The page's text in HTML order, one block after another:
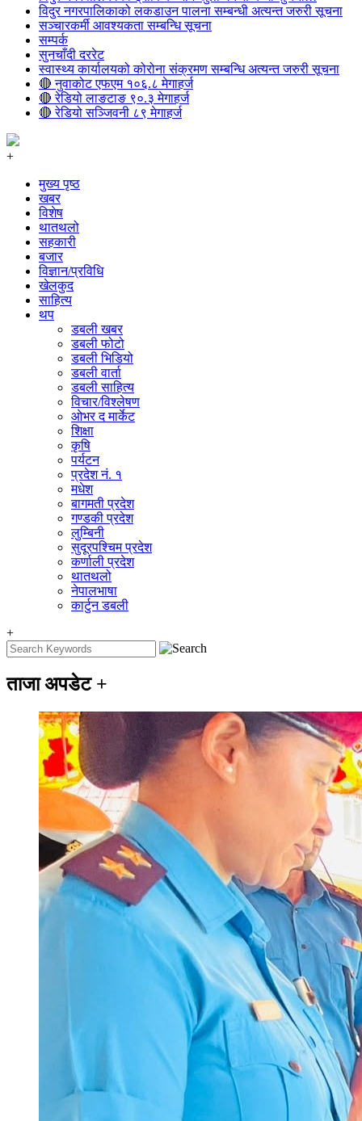
विदुर नगरपालिकाको लकडाउन पालना सम्बन्धी अत्यन्त जरुरी सूचना
सञ्चारकर्मी आवश्यकता सम्बन्धि सूचना
सम्पर्क
सुनचाँदी दररेट
स्वास्थ्य कार्यालयको कोरोना संक्रमण सम्बन्धि अत्यन्त जरुरी सूचना
🔴 नुवाकोट एफएम १०६.८ मेगाहर्ज
🔴 रेडियो लाङटाङ ९०.३ मेगाहर्ज
🔴 रेडियो सञ्जिवनी ८९ मेगाहर्ज
+
मुख्य पृष्ठ
खबर
विशेष
थातथलो
सहकारी
बजार
विज्ञान/प्रविधि
खेलकुद
साहित्य
थप
डबली खबर
डबली फोटो
डबली भिडियो
डबली वार्ता
डबली साहित्य
विचार/विश्‍लेषण
ओभर द मार्केट
शिक्षा
कृषि
पर्यटन
प्रदेश नं. १
मधेश
बागमती प्रदेश
गण्डकी प्रदेश
लुम्बिनी
सुदूरपश्चिम प्रदेश
कर्णाली प्रदेश
थातथलो
नेपालभाषा
कार्टुन डबली
+
ताजा अपडेट +